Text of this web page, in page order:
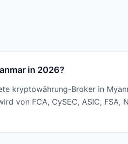
in 2026?
kryptowährung-Broker in
von FCA, CySEC, ASIC, FSA,